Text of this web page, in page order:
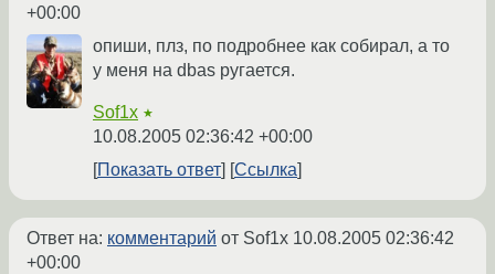
+00:00
опиши, плз, по подробнее как собирал, а то
у меня на dbas ругается.
Sof1x ★
10.08.2005 02:36:42 +00:00
Показать ответ
Ссылка
Ответ на: комментарий от Sof1x 10.08.2005 02:36:42
+00:00